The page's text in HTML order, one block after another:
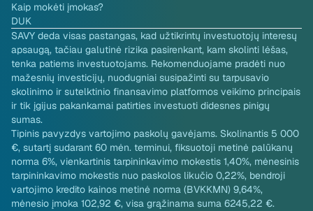
Kaip mokėti įmokas?
DUK
SAVY deda visas pastangas, kad užtikrintų investuotojų interesų
apsaugą, tačiau galutinė rizika pasirenkant, kam skolinti lėšas,
tenka patiems investuotojams. Rekomenduojame pradėti nuo
mažesnių investicijų, nuodugniai susipažinti su tarpusavio
skolinimo ir sutelktinio finansavimo platformos veikimo principais
ir tik įgijus pakankamai patirties investuoti didesnes pinigų
sumas.
Tipinis pavyzdys vartojimo paskolų gavėjams. Skolinantis 5 000
€, sutartį sudarant 60 mėn. terminui, fiksuotoji metinė palūkanų
norma 6%, vienkartinis tarpininkavimo mokestis 1,40%, mėnesinis
tarpininkavimo mokestis nuo paskolos likučio 0,22%, bendroji
vartojimo kredito kainos metinė norma (BVKKMN) 9,64%,
mėnesio įmoka 102,92 €, visa grąžinama suma 6245,22 €.